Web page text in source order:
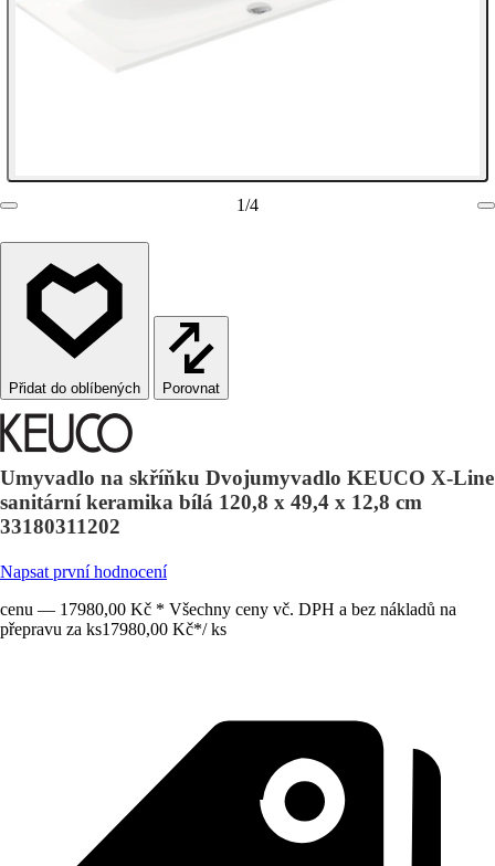
1/4
Porovnat
Umyvadlo na skříňku Dvojumyvadlo KEUCO X-Line
sanitární keramika bílá 120,8 x 49,4 x 12,8 cm
33180311202
Napsat první hodnocení
cenu — 17980,00 Kč * Všechny ceny vč. DPH a bez nákladů na
přepravu za ks17980,00 Kč*/ ks